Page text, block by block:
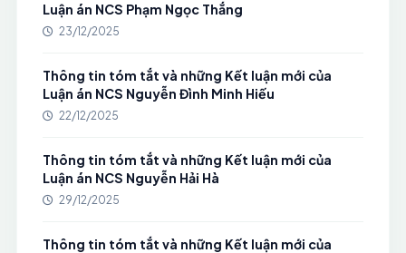
Luận án NCS Phạm Ngọc Thắng
23/12/2025
Thông tin tóm tắt và những Kết luận mới của
Luận án NCS Nguyễn Đình Minh Hiếu
22/12/2025
Thông tin tóm tắt và những Kết luận mới của
Luận án NCS Nguyễn Hải Hà
29/12/2025
Thông tin tóm tắt và những Kết luận mới của